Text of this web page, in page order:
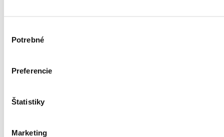
súhlasu
Potrebné
Preferencie
Štatistiky
Marketing